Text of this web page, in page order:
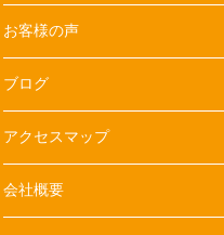
お客様の声
ブログ
アクセスマップ
会社概要